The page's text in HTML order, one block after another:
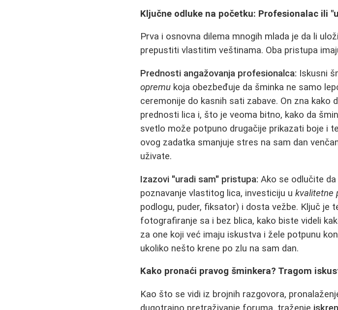
Ključne odluke na početku: Profesionalac ili
Prva i osnovna dilema mnogih mlada je da li
prepustiti vlastitim veštinama. Oba pristupa
Prednosti angažovanja profesionalca: Iskusni
opremu koja obezbeđuje da šminka ne samo
ceremonije do kasnih sati zabave. On zna kako
prednosti lica i, što je veoma bitno, kako da
svetlo može potpuno drugačije prikazati boje i
ovog zadatka smanjuje stres na sam dan
uživate.
Izazovi "uradi sam" pristupa: Ako se odlučite
poznavanje vlastitog lica, investiciju ukvalitetne
podlogu, puder, fiksator) i dosta vežbe. Ključ je
fotografiranje sa i bez blica, kako biste videli
za one koji već imaju iskustva i žele potpunu
ukoliko nešto krene po zlu na sam dan.
Kako pronaći pravog šminkera? Tragom
Kao što se vidi iz brojnih razgovora,